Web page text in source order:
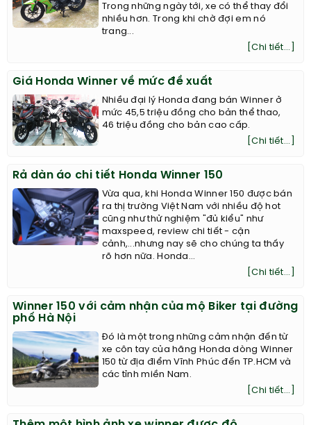
Trong những ngày tới, xe có thể thay đổi
nhiều hơn. Trong khi chờ đợi em nó
trang...
[Chi tiết...]
Giá Honda Winner về mức đề xuất
Nhiều đại lý Honda đang bán Winner ở
mức 45,5 triệu đồng cho bản thể thao,
46 triệu đồng cho bản cao cấp.
[Chi tiết...]
Rả dàn áo chi tiết Honda Winner 150
Vừa qua, khi Honda Winner 150 được bán
ra thị trường Việt Nam với nhiều độ hot
cũng như thử nghiệm "đủ kiểu" như
maxspeed, review chi tiết - cận
cảnh,...nhưng nay sẽ cho chúng ta thấy
rõ hơn nữa. Honda...
[Chi tiết...]
Winner 150 với cảm nhận của mộ Biker tại đường
phố Hà Nội
Đó là một trong những cảm nhận đến từ
xe côn tay của hãng Honda dòng Winner
150 từ địa điểm Vĩnh Phúc đến TP.HCM và
các tỉnh miền Nam.
[Chi tiết...]